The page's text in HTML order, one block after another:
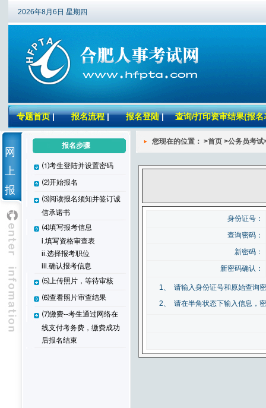
2026年8月6日 星期四
专题首页 | 报名流程| 报名登陆 | 查询/打印资审结果(报名
网
上
报
名
报名步骤
⑴考生登陆并设置密码
⑵开始报名
⑶阅读报名须知并签订诚
信承诺书
⑷填写报考信息
i.填写资格审查表
ii.选择报考职位
iii.确认报考信息
⑸上传照片，等待审核
⑹查看照片审查结果
⑺缴费--考生通过网络在
线支付考务费，缴费成功
后报名结束
您现在的位置： >首页 >公务员考试
身份证号：
查询密码：
新密码：
新密码确认：
1、
请输入身份证号和原始查询
2、
请在半角状态下输入信息，